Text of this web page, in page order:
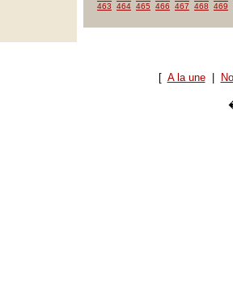
463
464 465 466 467 468 469
[ A la une|